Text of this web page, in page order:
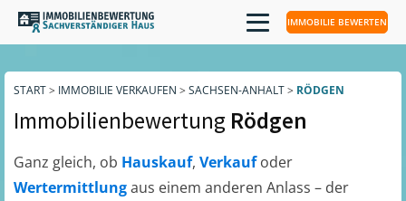
IMMOBILIE BEWERTEN
START> IMMOBILIE VERKAUFEN > SACHSEN-ANHALT> RÖDGEN
Immobilienbewertung Rödgen
Ganz gleich, ob Hauskauf, Verkaufoder
Wertermittlungaus einem anderen Anlass – der